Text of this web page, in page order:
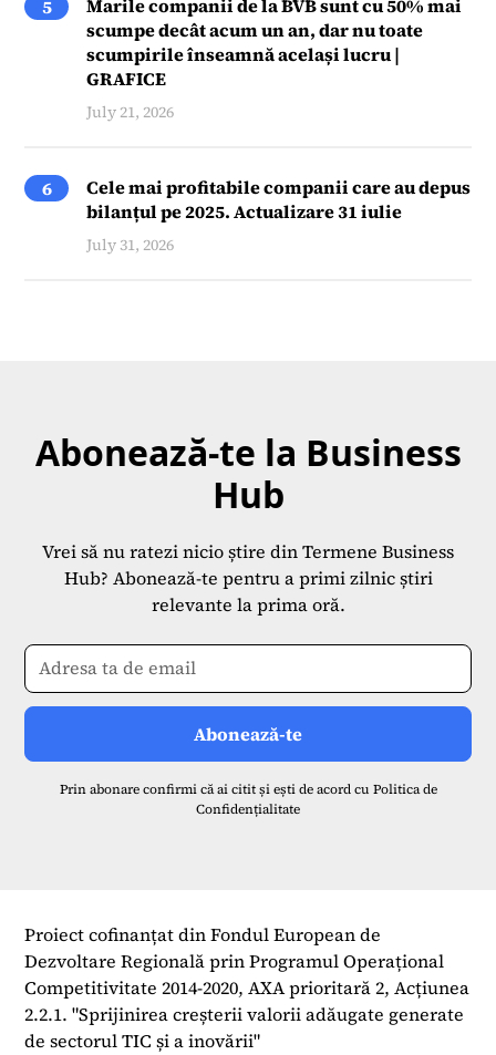
5
Marile companii de la BVB sunt cu 50% mai
scumpe decât acum un an, dar nu toate
scumpirile înseamnă același lucru |
GRAFICE
July 21, 2026
6
Cele mai profitabile companii care au depus
bilanțul pe 2025. Actualizare 31 iulie
July 31, 2026
Abonează-te la Business
Hub
Vrei să nu ratezi nicio știre din Termene Business
Hub? Abonează-te pentru a primi zilnic știri
relevante la prima oră.
Prin abonare confirmi că ai citit și ești de acord cu Politica de
Confidențialitate
Proiect cofinanțat din Fondul European de
Dezvoltare Regională prin Programul Operațional
Competitivitate 2014-2020, AXA prioritară 2, Acțiunea
2.2.1. "Sprijinirea creșterii valorii adăugate generate
de sectorul TIC și a inovării"